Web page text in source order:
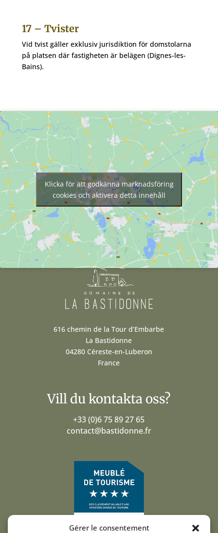
Gérer le consentement
17 – Tvister
Vid tvist gäller exklusiv jurisdiktion för domstolarna
på platsen där fastigheten är belägen (Dignes-les-
Bains).
Klicka för att godkänna marknadsföring
cookies och aktivera detta innehåll
616 chemin de la Tour d’Embarbe
La Bastidonne
04280 Céreste-en-Luberon
France
Vill du kontakta oss?
+33 (0)6 75 89 27 65
contact@bastidonne.fr